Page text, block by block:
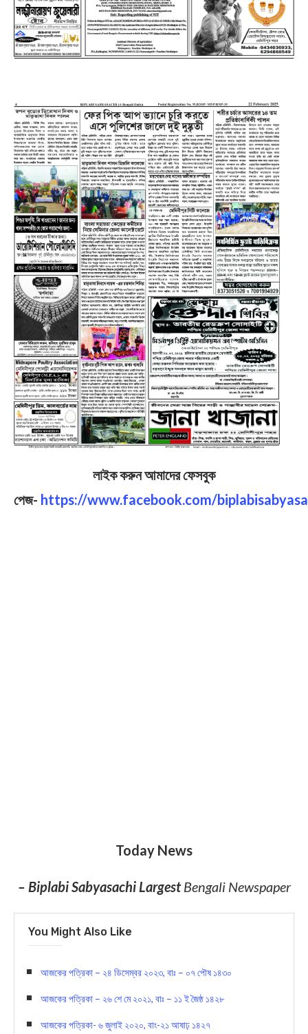
লাইক করুন আমাদের ফেসবুক
পেজ- https://www.facebook.com/
Today News
– Biplabi Sabyasachi LargestBengali Newspaper
You Might Also Like
আজকের পত্রিকা – ২৪ ডিসেম্বর ২০২৩, বাঃ – ০৭ পৌষ ১৪৩০
আজকের পত্রিকা – ২৬ শে মে ২০২১, বাঃ – ১১ ই জৈষ্ঠ ১৪২৮
আজকের পত্রিকা- ৬ জুলাই ২০২০, বাং-২১ আষাঢ় ১৪২৭